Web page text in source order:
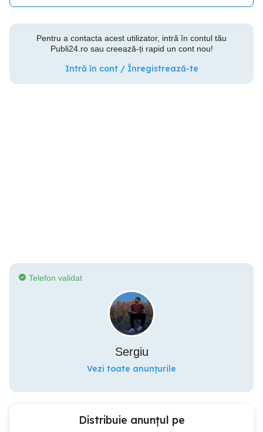
Pentru a contacta acest utilizator, intră în contul tău
Publi24.ro sau creează-ți rapid un cont nou!
Intră în cont / Înregistrează-te
Telefon validat
Sergiu
Vezi toate anunțurile
Distribuie anunțul pe